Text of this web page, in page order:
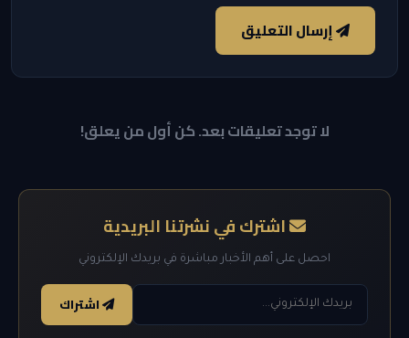
إرسال التعليق
لا توجد تعليقات بعد. كن أول من يعلق!
اشترك في نشرتنا البريدية
احصل على أهم الأخبار مباشرة في بريدك الإلكتروني
اشتراك